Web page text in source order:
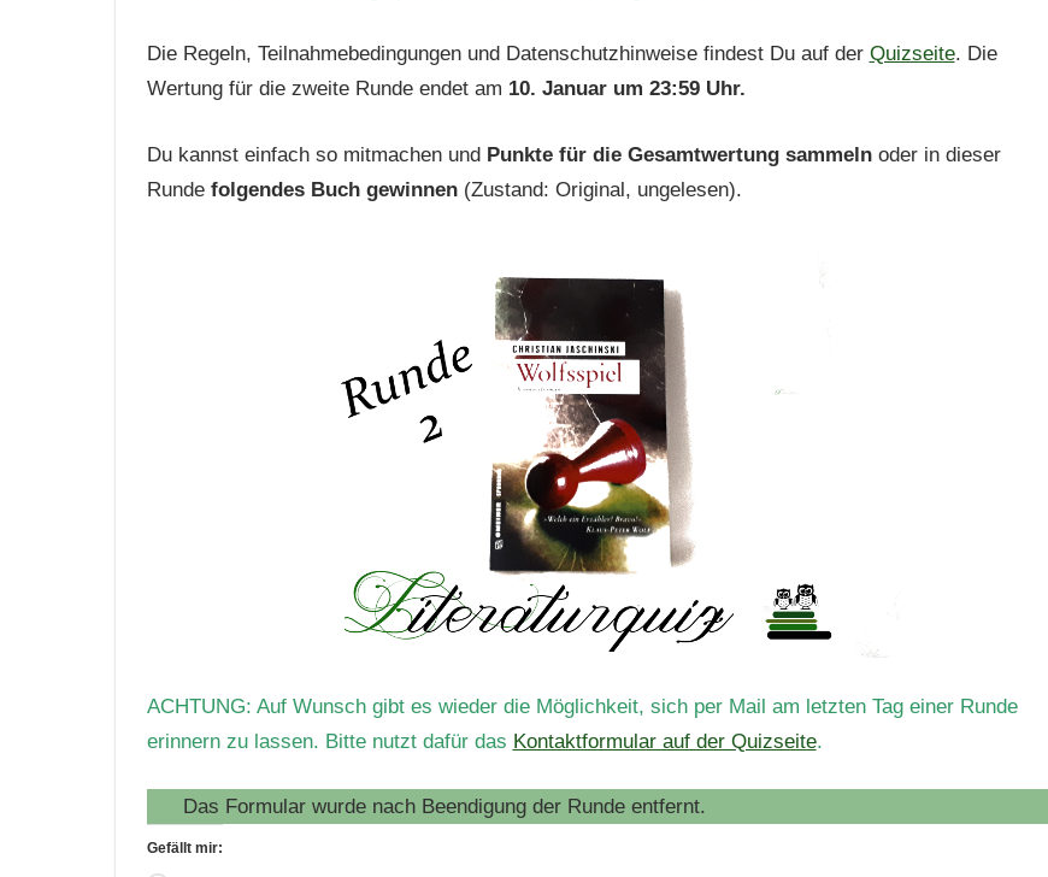
Die Regeln, Teilnahmebedingungen und Datenschutzhinweise findest Du auf der Quizseite. Die
Wertung für die zweite Runde endet am 10. Januar um 23:59 Uhr.
Du kannst einfach so mitmachen und Punkte für die Gesamtwertung sammelnoder in dieser
Runde folgendes Buch gewinnen(Zustand: Original, ungelesen).
ACHTUNG: Auf Wunsch gibt es wieder die Möglichkeit, sich per Mail am letzten Tag einer Runde
erinnern zu lassen. Bitte nutzt dafür das Kontaktformular auf der Quizseite.
Das Formular wurde nach Beendigung der Runde entfernt.
Gefällt mir: